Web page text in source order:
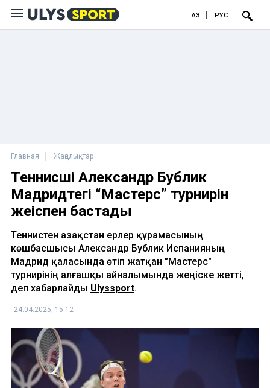
ҚАЗ РУС
Главная Жаңалықтар
Теннисші Александр Бублик
Мадридтегі “Мастерс” турнирін
жеңіспен бастады
Теннистен Қазақстан ерлер құрамасының
көшбасшысы Александр Бублик Испанияның
Мадрид қаласында өтіп жатқан "Мастерс"
турнирінің алғашқы айналымында жеңіске жетті,
деп хабарлайды Ulyssport.
24.04.2025, 15:12